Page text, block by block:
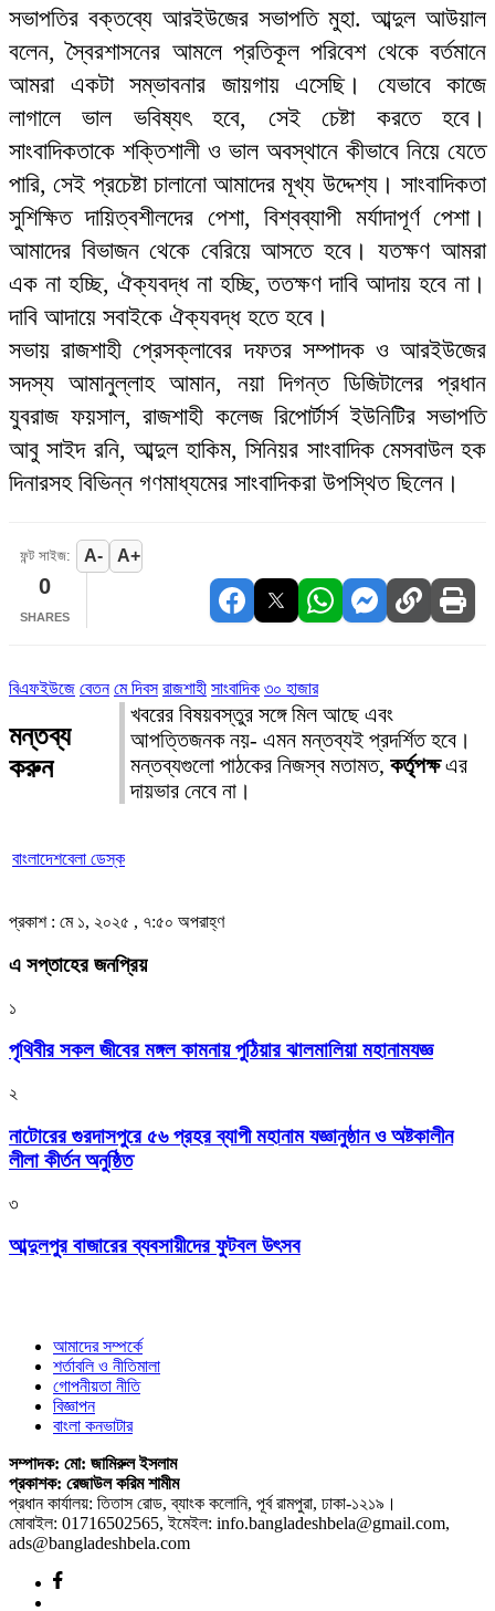
সভাপতির বক্তব্যে আরইউজের সভাপতি মুহা. আব্দুল আউয়াল
বলেন, স্বৈরশাসনের আমলে প্রতিকূল পরিবেশ থেকে বর্তমানে
আমরা একটা সম্ভাবনার জায়গায় এসেছি। যেভাবে কাজে
লাগালে ভাল ভবিষ্যৎ হবে, সেই চেষ্টা করতে হবে।
সাংবাদিকতাকে শক্তিশালী ও ভাল অবস্থানে কীভাবে নিয়ে যেতে
পারি, সেই প্রচেষ্টা চালানো আমাদের মূখ্য উদ্দেশ্য। সাংবাদিকতা
সুশিক্ষিত দায়িত্বশীলদের পেশা, বিশ্বব্যাপী মর্যাদাপূর্ণ পেশা।
আমাদের বিভাজন থেকে বেরিয়ে আসতে হবে। যতক্ষণ আমরা
এক না হচ্ছি, ঐক্যবদ্ধ না হচ্ছি, ততক্ষণ দাবি আদায় হবে না।
দাবি আদায়ে সবাইকে ঐক্যবদ্ধ হতে হবে।
সভায় রাজশাহী প্রেসক্লাবের দফতর সম্পাদক ও আরইউজের
সদস্য আমানুল্লাহ আমান, নয়া দিগন্ত ডিজিটালের প্রধান
যুবরাজ ফয়সাল, রাজশাহী কলেজ রিপোর্টার্স ইউনিটির সভাপতি
আবু সাইদ রনি, আব্দুল হাকিম, সিনিয়র সাংবাদিক মেসবাউল হক
দিনারসহ বিভিন্ন গণমাধ্যমের সাংবাদিকরা উপস্থিত ছিলেন।
ফন্ট সাইজ: A- A+
0
SHARES
বিএফইউজে বেতন মে দিবস রাজশাহী সাংবাদিক ৩০ হাজার
মন্তব্য
করুন
খবরের বিষয়বস্তুর সঙ্গে মিল আছে এবং
আপত্তিজনক নয়- এমন মন্তব্যই প্রদর্শিত হবে।
মন্তব্যগুলো পাঠকের নিজস্ব মতামত, কর্তৃপক্ষএর
দায়ভার নেবে না।
বাংলাদেশবেলা ডেস্ক
প্রকাশ : মে ১, ২০২৫ , ৭:৫০ অপরাহ্ণ
এ সপ্তাহের জনপ্রিয়
১
পৃথিবীর সকল জীবের মঙ্গল কামনায় পুঠিয়ার ঝালমালিয়া মহানামযজ্ঞ
২
নাটোরের গুরদাসপুরে ৫৬ প্রহর ব্যাপী মহানাম যজ্ঞানুষ্ঠান ও অষ্টকালীন
লীলা কীর্তন অনুষ্ঠিত
৩
আব্দুলপুর বাজারের ব্যবসায়ীদের ফুটবল উৎসব
আমাদের সম্পর্কে
শর্তাবলি ও নীতিমালা
গোপনীয়তা নীতি
বিজ্ঞাপন
বাংলা কনভাটার
সম্পাদক: মো: জামিরুল ইসলাম
প্রকাশক: রেজাউল করিম শামীম
প্রধান কার্যালয়: তিতাস রোড, ব্যাংক কলোনি, পূর্ব রামপুরা, ঢাকা-১২১৯।
মোবাইল: 01716502565, ইমেইল: info.bangladeshbela@gmail.com,
ads@bangladeshbela.com